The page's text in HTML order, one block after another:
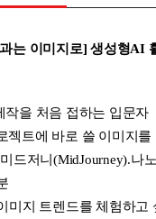
는 이미지로] 생성형AI
을 처음 접하는 입문자
젝트에 바로 쓸 이미지를
드저니(MidJourney).나
미지 트렌드를 체험하고